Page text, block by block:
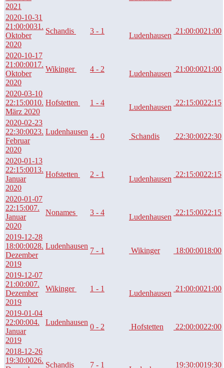
2021
2020-10-31
21:00:0031.
Oktober
2020
Schandis 3 - 1
Ludenhausen
21:00:0021:00
2020-10-17
21:00:0017.
Oktober
2020
Wikinger 4 - 2
Ludenhausen
21:00:0021:00
2020-03-10
22:15:0010.
März 2020
Hofstetten 1 - 4
Ludenhausen
22:15:0022:15
2020-02-23
22:30:0023.
Februar
2020
Ludenhausen
4 - 0 Schandis 22:30:0022:30
2020-01-13
22:15:0013.
Januar
2020
Hofstetten 2 - 1
Ludenhausen
22:15:0022:15
2020-01-07
22:15:007.
Januar
2020
Nonames 3 - 4
Ludenhausen
22:15:0022:15
2019-12-28
18:00:0028.
Dezember
2019
Ludenhausen
7 - 1 Wikinger 18:00:0018:00
2019-12-07
21:00:007.
Dezember
2019
Wikinger 1 - 1
Ludenhausen
21:00:0021:00
2019-01-04
22:00:004.
Januar
2019
Ludenhausen
0 - 2 Hofstetten 22:00:0022:00
2018-12-26
19:30:0026.
Schandis 7 - 1 19:30:0019:30